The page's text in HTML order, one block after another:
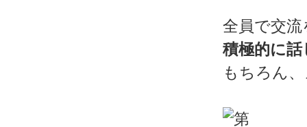
全員で交
積極的に
もちろん